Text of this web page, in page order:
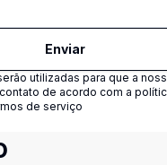
Enviar
utilizadas para que a
de acordo com a
de serviço